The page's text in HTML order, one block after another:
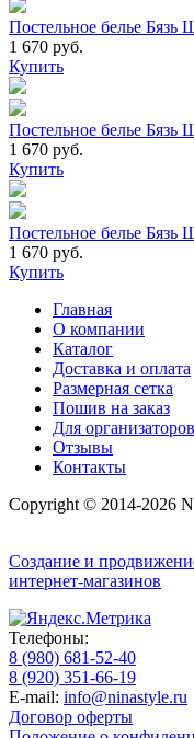
Постельное белье Бязь
1 670 руб.
Купить
Постельное белье Бязь
1 670 руб.
Купить
Постельное белье
1 670 руб.
Купить
Главная
О компании
Каталог
Доставка и оплата
Размерная сетка
Пошив на заказ
Для
Отзывы
Контакты
Copyright © 2014-2026
Создание и
интернет-магазинов
Телефоны:
8 (980) 681-52-40
8 (920) 351-66-19
E-mail: info@ninastyle.ru
Договор оферты